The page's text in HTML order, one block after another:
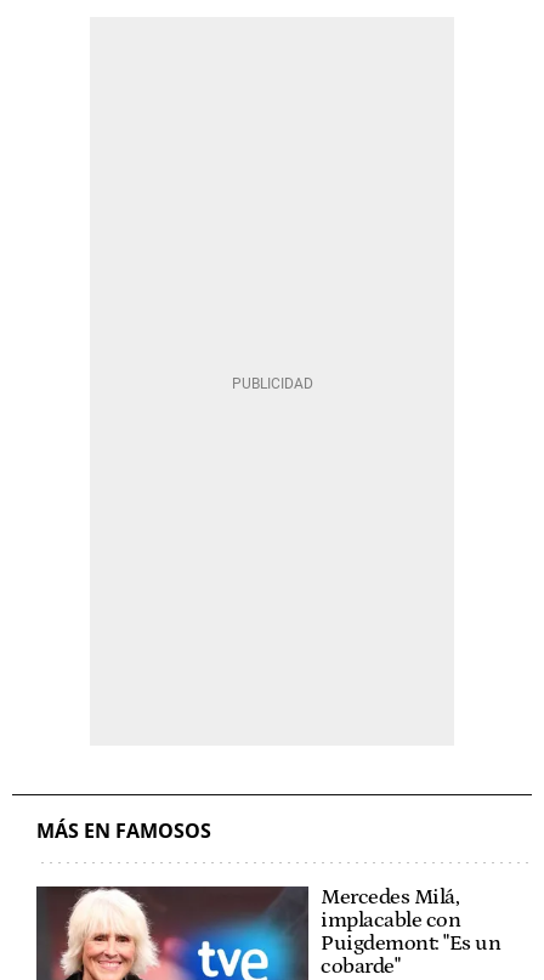
MÁS EN FAMOSOS
Mercedes Milá,
implacable con
Puigdemont: "Es un
cobarde"